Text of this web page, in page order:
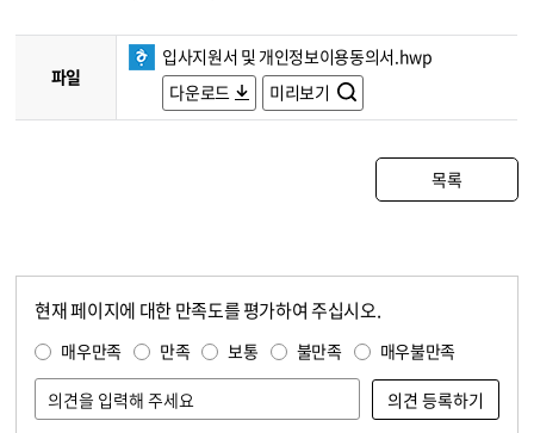
파일
입사지원서 및 개인정보이용동의서.hwp
다운로드
미리보기
목록
현재 페이지에 대한 만족도를 평가하여 주십시오.
매우만족 만족 보통 불만족 매우불만족